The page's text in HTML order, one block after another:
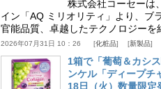
株式会社コーセーは
イン「AQ ミリオリティ」より、ブ
官能品質、卓越したテクノロジー
2026年07月31日 10：26 化粧品 新製品
1箱で「葡萄＆カシ
ンケル「ディープチ
18日（火）数量限定